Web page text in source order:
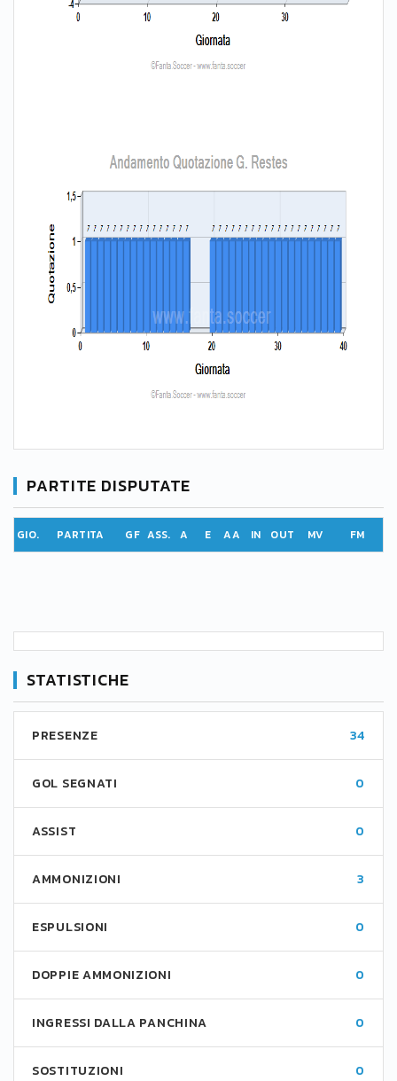
PARTITE DISPUTATE
GIO. PARTITA GF ASS. A E AA IN OUT MV FM
STATISTICHE
PRESENZE 34
GOL SEGNATI 0
ASSIST 0
AMMONIZIONI 3
ESPULSIONI 0
DOPPIE AMMONIZIONI 0
INGRESSI DALLA PANCHINA 0
SOSTITUZIONI 0